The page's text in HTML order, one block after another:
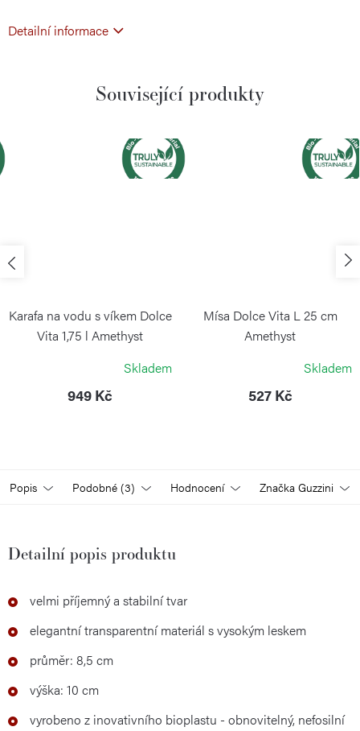
Detailní informace
Související produkty
Karafa na vodu s víkem Dolce
Vita 1,75 l Amethyst
Skladem
949 Kč
Mísa Dolce Vita L 25 cm
Amethyst
Skladem
527 Kč
Popis Podobné (3) Hodnocení Značka Guzzini
Detailní popis produktu
velmi příjemný a stabilní tvar
elegantní transparentní materiál s vysokým leskem
průměr: 8,5 cm
výška: 10 cm
vyrobeno z inovativního bioplastu - obnovitelný, nefosilní